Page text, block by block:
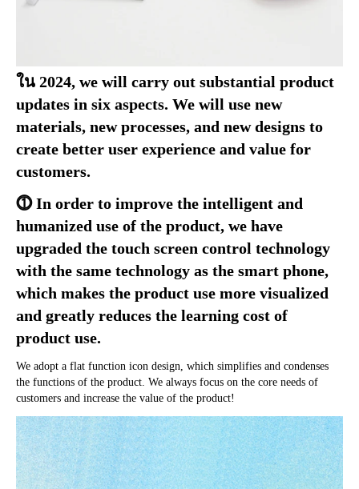
ใน 2024, we will carry out substantial product
updates in six aspects. We will use new
materials, new processes, and new designs to
create better user experience and value for
customers.
⓵ In order to improve the intelligent and
humanized use of the product, we have
upgraded the touch screen control technology
with the same technology as the smart phone
which makes the product use more visualized
and greatly reduces the learning cost of
product use.
We adopt a flat function icon design, which simplifies and condenses
the functions of the product. We always focus on the core needs of
customers and increase the value of the product!